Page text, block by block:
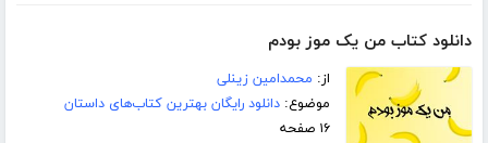
دانلود کتاب من یک موز بودم
از: محمدامین زینلی
موضوع:دانلود رایگان بهترین کتاب‌های داستان
۱۶ صفحه